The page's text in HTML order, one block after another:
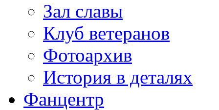
Зал славы
Клуб ветеранов
Фотоархив
История в деталях
Фанцентр